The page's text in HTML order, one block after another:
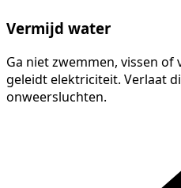
Vermijd water
Ga niet zwemmen, vissen of
geleidt elektriciteit. Verlaat
onweersluchten.